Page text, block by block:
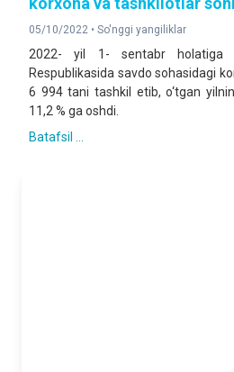
05/10/2022 • So'nggi yangiliklar
2022- yil 1- sentabr holatiga
Respublikasida savdo sohasidagi
6 994 tani tashkil etib, o‘tgan
11,2 % ga oshdi.
Batafsil ...